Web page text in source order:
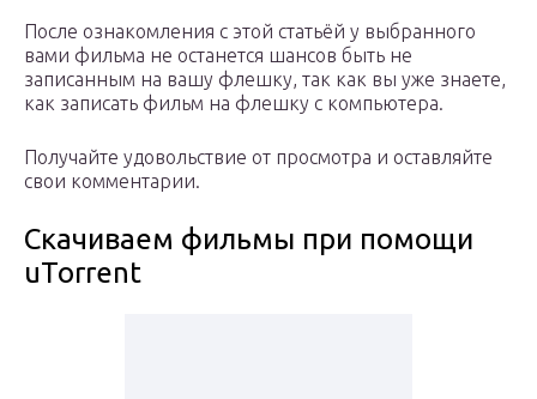
После ознакомления с этой статьёй у выбранного
вами фильма не останется шансов быть не
записанным на вашу флешку, так как вы уже знаете,
как записать фильм на флешку с компьютера.
Получайте удовольствие от просмотра и оставляйте
свои комментарии.
Скачиваем фильмы при помощи
uTorrent